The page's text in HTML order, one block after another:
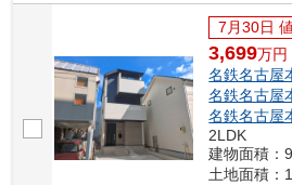
7月30日
3,699万円
名鉄名古屋
名鉄名古屋
名鉄名古屋
2LDK
建物面積：
土地面積：